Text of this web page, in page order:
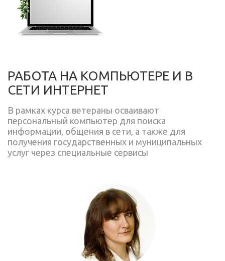
РАБОТА НА КОМПЬЮТЕРЕ И В
СЕТИ ИНТЕРНЕТ
В рамках курса ветераны осваивают
персональный компьютер для поиска
информации, общения в сети, а также для
получения государственных и муниципальных
услуг через специальные сервисы